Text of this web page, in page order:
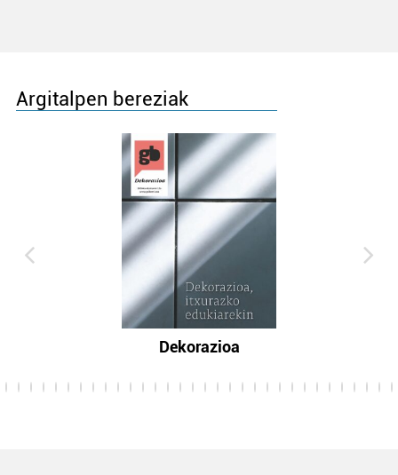
Argitalpen bereziak
Dekorazioa